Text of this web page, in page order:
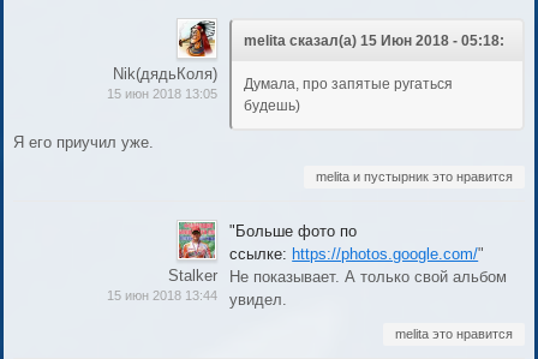
Nik(дядьКоля)
15 июн 2018 13:05
melita сказал(а) 15 Июн 2018 - 05:18:
Думала, про запятые ругаться
будешь)
Я его приучил уже.
melita и пустырник это нравится
Stalker
15 июн 2018 13:44
"Больше фото по
ссылке: https://photos.google.com/"
Не показывает. А только свой альбом
увидел.
melita это нравится